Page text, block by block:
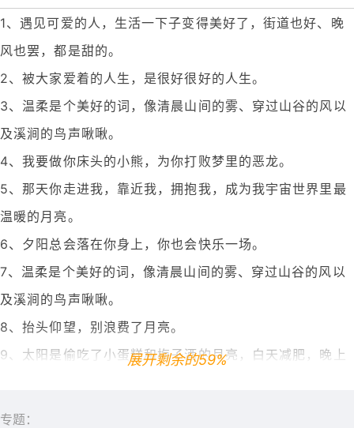
1、遇见可爱的人，生活一下子变得美好了，街道也好、晚
风也罢，都是甜的。
2、被大家爱着的人生，是很好很好的人生。
3、温柔是个美好的词，像清晨山间的雾、穿过山谷的风以
及溪涧的鸟声啾啾。
4、我要做你床头的小熊，为你打败梦里的恶龙。
5、那天你走进我，靠近我，拥抱我，成为我宇宙世界里最
温暖的月亮。
6、夕阳总会落在你身上，你也会快乐一场。
7、温柔是个美好的词，像清晨山间的雾、穿过山谷的风以
及溪涧的鸟声啾啾。
8、抬头仰望，别浪费了月亮。
9、太阳是偷吃了小蛋糕和梅子酒的月亮，白天减肥，晚上
10、苦日子多放两勺糖，熬一熬就过去了。
展开剩余的59%
专题：